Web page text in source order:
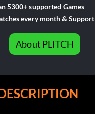
5300+ supported Games
every month & Support
About PLITCH